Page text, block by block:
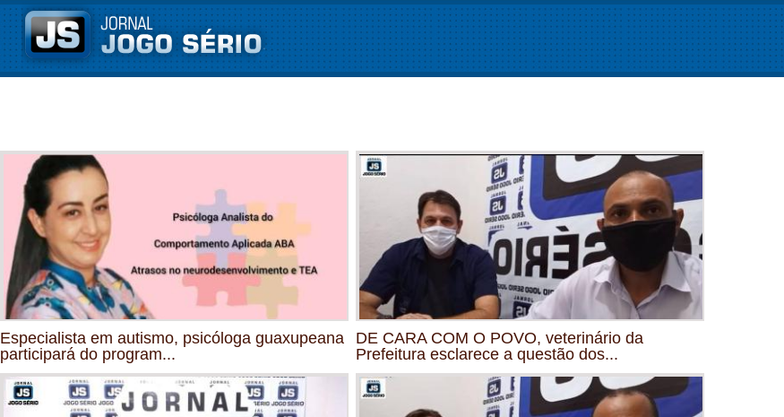
Especialista em autismo, psicóloga guaxupeana
participará do program...
DE CARA COM O POVO, veterinário da
Prefeitura esclarece a questão dos...